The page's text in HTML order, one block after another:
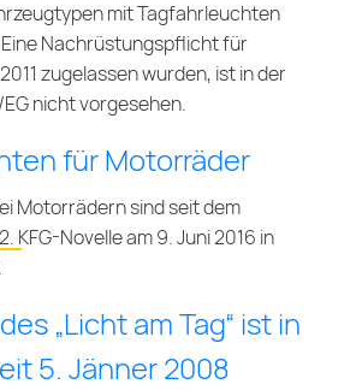
mit Tagfahrleuchten
Nachrüstungspflicht für
zugelassen wurden, ist in der
nicht vorgesehen.
für Motorräder
Motorrädern sind seit dem
KFG-Novelleam 9. Juni 2016 in
„Licht am Tag“ ist in
5. Jänner 2008